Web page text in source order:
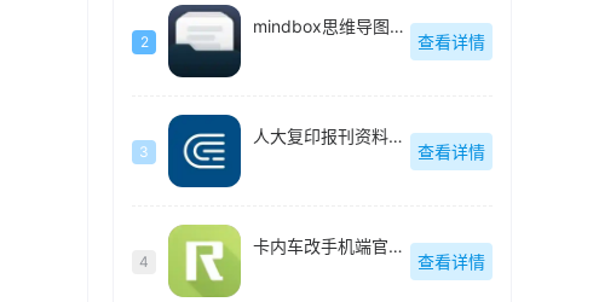
2
mindbox思维导图官方最新版
查看详情
3
人大复印报刊资料官方最新版
查看详情
4
卡内车改手机端官方最新版
查看详情